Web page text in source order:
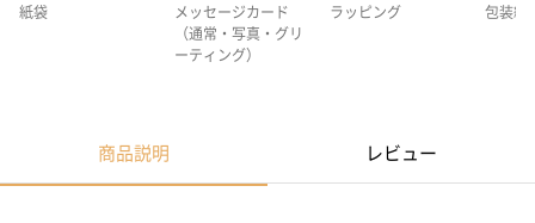
紙袋
メッセージカード
（通常・写真・グリ
ーティング）
ラッピング 包装紙
商品説明 レビュー